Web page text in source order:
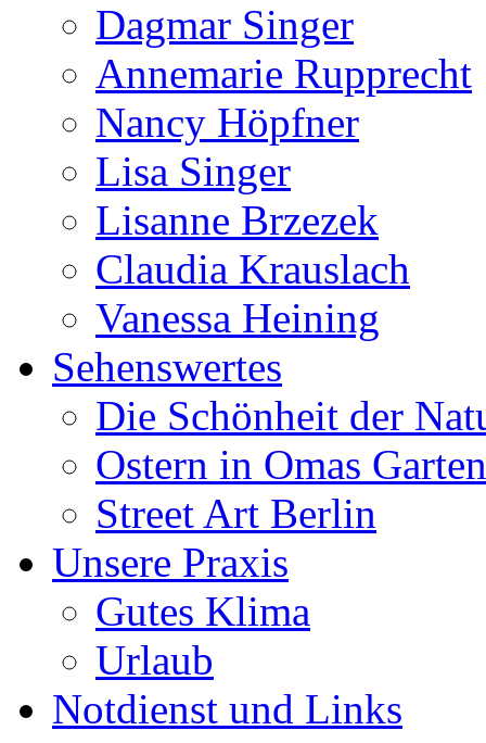
Dagmar Singer
Annemarie Rupprecht
Nancy Höpfner
Lisa Singer
Lisanne Brzezek
Claudia Krauslach
Vanessa Heining
Sehenswertes
Die Schönheit der
Ostern in Omas Garten
Street Art Berlin
Unsere Praxis
Gutes Klima
Urlaub
Notdienst und Links